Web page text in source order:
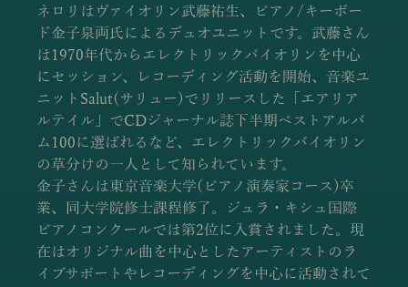
ネロリはヴァイオリン武藤祐生、ピアノ/キーボー
ド金子泉両氏によるデュオユニットです。武藤さん
は1970年代からエレクトリックバイオリンを中心
にセッション、レコーディング活動を開始、音楽ユ
ニットSalut(サリュー)でリリースした「エアリア
ルテイル」でCDジャーナル誌下半期ベストアルバ
ム100に選ばれるなど、エレクトリックバイオリン
の草分けの一人として知られています。
金子さんは東京音楽大学(ピアノ演奏家コース)卒
業、同大学院修士課程修了。ジュラ・キシュ国際
ピアノコンクールでは第2位に入賞されました。現
在はオリジナル曲を中心としたアーティストのラ
イブサポートやレコーディングを中心に活動されて